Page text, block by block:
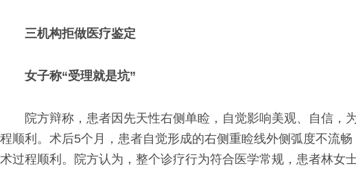
三机构拒做医疗鉴定
女子称“受理就是坑”
院方辩称，患者因先天性右侧单睑，自觉影响美观、自信
程顺利。术后5个月，患者自觉形成的右侧重睑线外侧弧度不流
术过程顺利。院方认为，整个诊疗行为符合医学常规，患者林女